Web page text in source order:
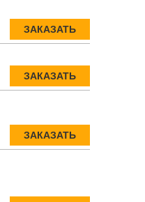
ЗАКАЗАТЬ
ЗАКАЗАТЬ
ЗАКАЗАТЬ